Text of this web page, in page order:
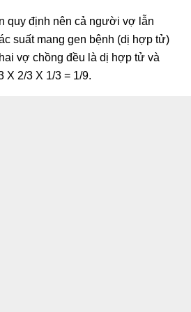
quy định nên cả người vợ lẫn
suất mang gen bệnh (dị hợp tử)
vợ chồng đều là dị hợp tử và
X 2/3 X 1/3 = 1/9.